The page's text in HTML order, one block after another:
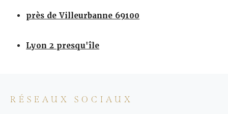
près de Villeurbanne 69100
Lyon 2 presqu'île
RÉSEAUX SOCIAUX